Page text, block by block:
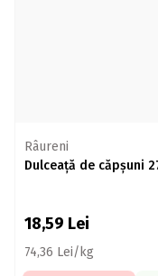
Râureni
Dulceață de căpșuni
18,59 Lei
74,36 Lei/kg